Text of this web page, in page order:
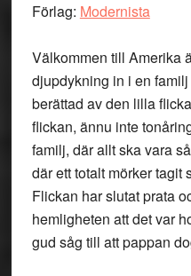
Förlag: Modernista
Välkommen till Amerika
djupdykning in i en
berättad av den lilla
flickan, ännu inte
familj, där allt ska vara
där ett totalt mörker tagit
Flickan har slutat prata
hemligheten att det var
gud såg till att pappan